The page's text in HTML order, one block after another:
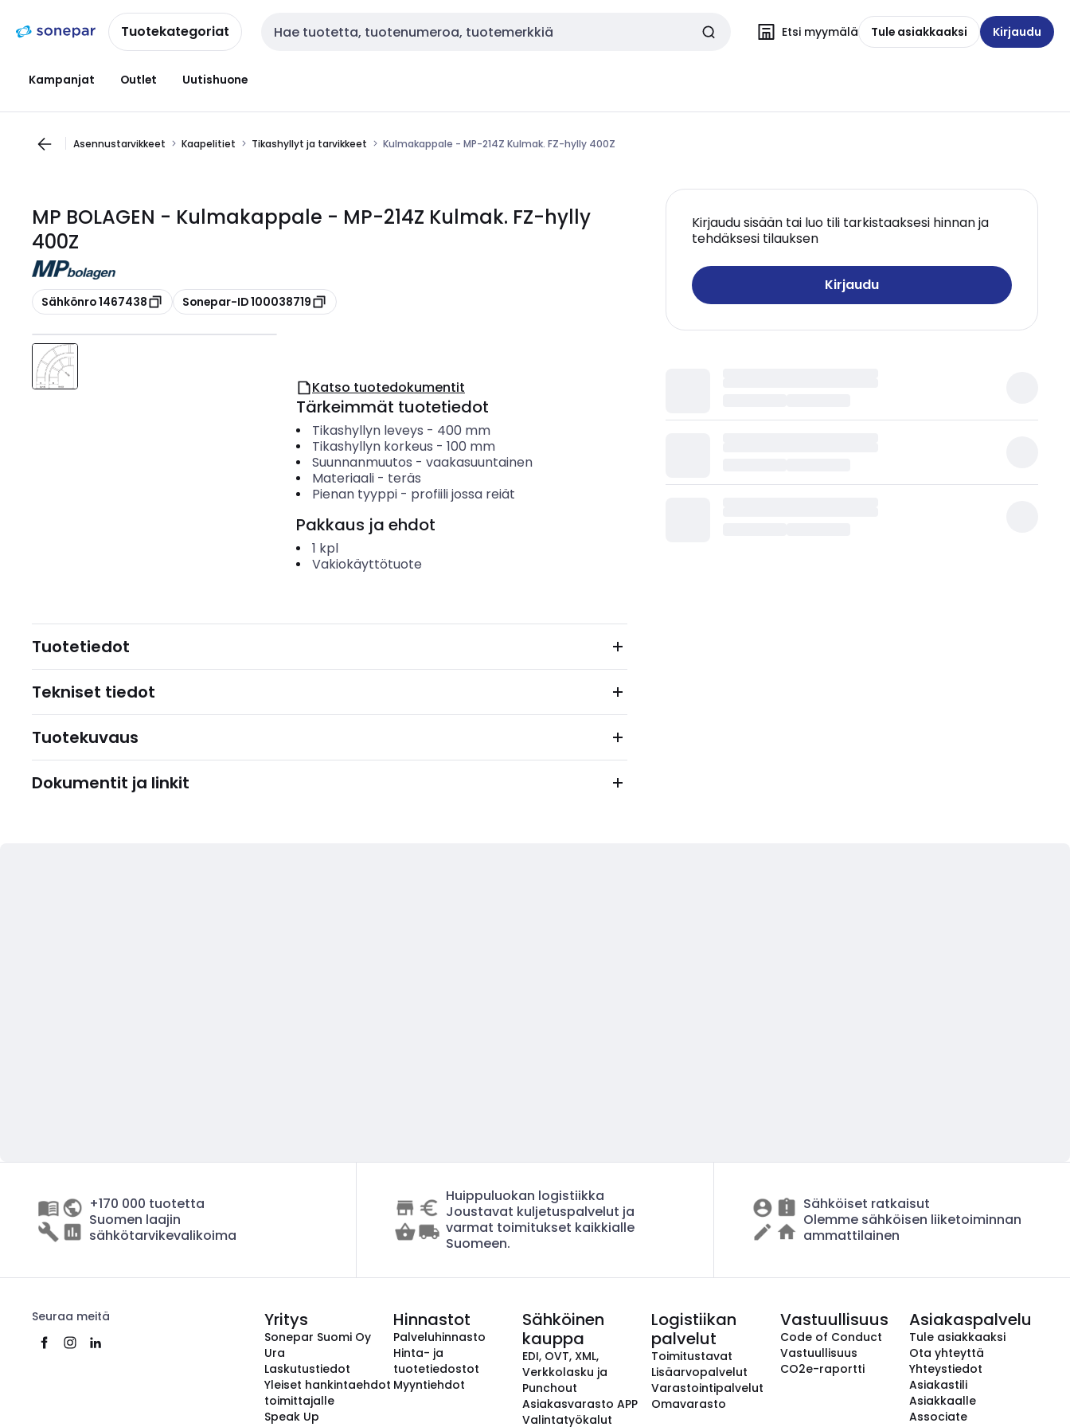
navigointiinsisältöönTuotekategoriat Haku Etsi myymälä Tule asiakkaaksi Kirjaudu
Kampanjat Outlet Uutishuone
Asennustarvikkeet Kaapelitiet Tikashyllyt ja tarvikkeet Kulmakappale - MP-214Z Kulmak. FZ-hylly 400Z
MP BOLAGEN - Kulmakappale - MP-214Z Kulmak. FZ-hylly
400Z
Kopioi
Sähkönro 1467438 Kopioi
Sonepar-ID 100038719
Kirjaudu sisään tai luo tili tarkistaaksesi hinnan ja
tehdäksesi tilauksen
Kirjaudu
Katso tuotedokumentit
Tärkeimmät tuotetiedot
Tikashyllyn leveys - 400 mm
Tikashyllyn korkeus - 100 mm
Suunnanmuutos - vaakasuuntainen
Materiaali- teräs
Pienan tyyppi- profiili jossa reiät
Pakkaus ja ehdot
1 kpl
Vakiokäyttötuote
Tuotetiedot
Tekniset tiedot
Tuotekuvaus
Dokumentit ja linkit
+170 000 tuotetta
Suomen laajin
sähkötarvikevalikoima
Huippuluokan logistiikka
Joustavat kuljetuspalvelut ja
varmat toimitukset kaikkialle
Suomeen.
Sähköiset ratkaisut
Olemme sähköisen liiketoiminnan
ammattilainen
Seuraa meitä Yritys
Sonepar Suomi Oy
Ura
Laskutustiedot
Yleiset hankintaehdot
toimittajalle
Speak Up
Hinnastot
Palveluhinnasto
Hinta- ja
tuotetiedostot
Myyntiehdot
Sähköinen
kauppa
EDI, OVT, XML,
Verkkolasku ja
Punchout
Asiakasvarasto APP
Valintatyökalut
Logistiikan
palvelut
Toimitustavat
Lisäarvopalvelut
Varastointipalvelut
Omavarasto
Vastuullisuus
Code of Conduct
Vastuullisuus
CO2e-raportti
Asiakaspalvelu
Tule asiakkaaksi
Ota yhteyttä
Yhteystiedot
Asiakastili
Asiakkaalle
Associate